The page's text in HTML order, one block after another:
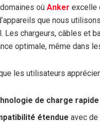
domaines où Anker excelle
que nous
Les chargeurs, câbles et
optimale, même dans
les utilisateurs
de charge rapide
étendue avec